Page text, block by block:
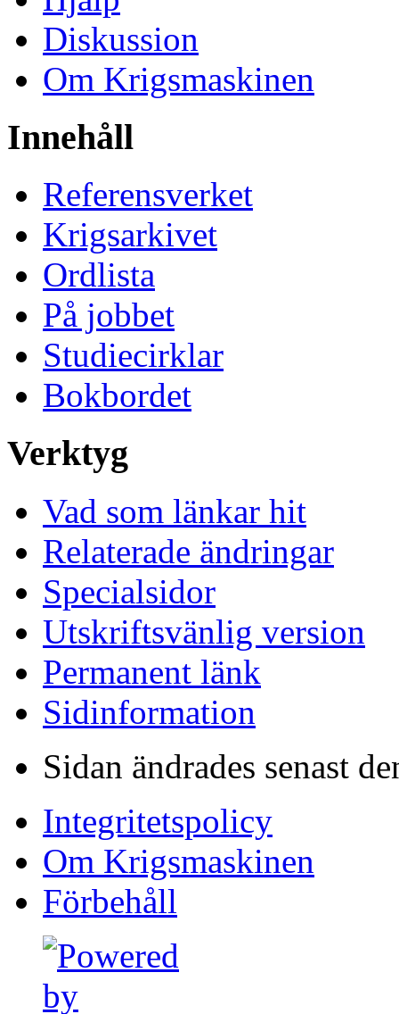
Diskussion
Om Krigsmaskinen
Innehåll
Referensverket
Krigsarkivet
Ordlista
På jobbet
Studiecirklar
Bokbordet
Verktyg
Vad som länkar hit
Relaterade ändringar
Specialsidor
Utskriftsvänlig version
Permanent länk
Sidinformation
Sidan ändrades senast
Integritetspolicy
Om Krigsmaskinen
Förbehåll